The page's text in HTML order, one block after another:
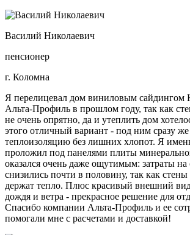
Василий Николаевич
пенсионер
г. Коломна
Я перелицевал дом виниловым сайдингом
Альта-Профиль в прошлом году, так как
не очень опрятно, да и утеплить дом
этого отличный вариант - под ним сразу
теплоизоляцию без лишних хлопот. Я
проложил под панелями плиты
оказался очень даже ощутимым: затраты на
снизились почти в половину, так как стены
держат тепло. Плюс красивый внешний
дождя и ветра - прекрасное решение для
Спасибо компании Альта-Профиль и ее
помогали мне с расчетами и доставкой!